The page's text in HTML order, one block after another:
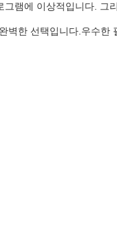
램에 이상적입니다. 그
한 선택입니다.우수한